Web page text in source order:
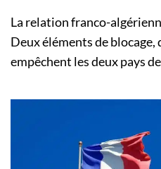
La relation franco-
Deux éléments de blocage,
empêchent les deux pays